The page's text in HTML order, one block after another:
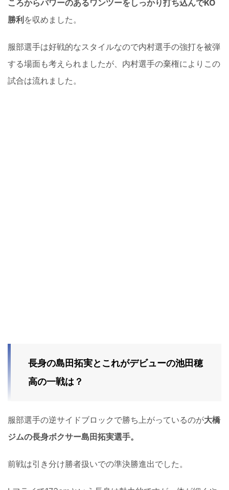
ころからパワーのあるワンツーをしっかり打ち込んでKO
勝利を収めました。
服部選手は好戦的なスタイルなので内村選手の強打を被弾
する場面も考えられましたが、内村選手の棄権によりこの
試合は流れました。
長身の島田拓実とこれがデビューの池田穂
高の一戦は？
服部選手の逆サイドブロックで勝ち上がっているのが大橋
ジムの長身ボクサー島田拓実選手。
前戦は引き分け勝者扱いでの準決勝進出でした。